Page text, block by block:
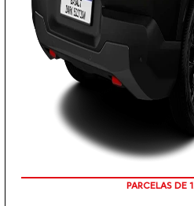
PARCELAS DE